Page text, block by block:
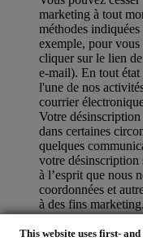
This website uses first-
marketing à tout
méthodes
exemple, pour
cliquer sur le lien
e-mail). En tout état
l'une de nos
courrier
Votre désinscription
dans certaines
quelques
votre désinscription
à l’esprit que nous
coordonnées et
à des fins marketing.
POUR LE
NOS OFFRES,